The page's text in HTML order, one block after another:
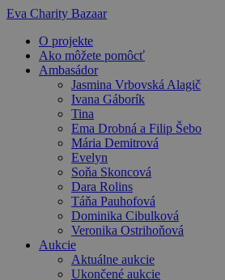
Preskočiť
obsah
Eva Charity Bazaar
O projekte
Ako môžete pomôcť
Ambasádor
Jasmina Vrbovská Alagič
Ivana Gáborík
Tina
Ema Drobná a Filip Šebo
Mária Demitrová
Evelyn
Soňa Skoncová
Dara Rolins
Táňa Pauhofová
Dominika Cibulková
Veronika Ostrihoňová
Aukcie
Aktuálne aukcie
Ukončené aukcie